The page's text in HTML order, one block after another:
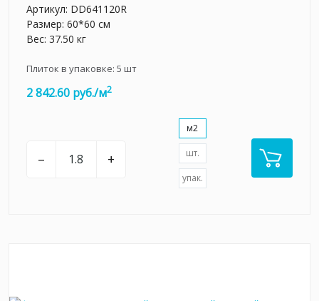
Артикул: DD641120R
Размер: 60*60 см
Вес: 37.50 кг
Плиток в упаковке: 5 шт
2 842.60 руб./м2
– +
м2
шт.
упак.